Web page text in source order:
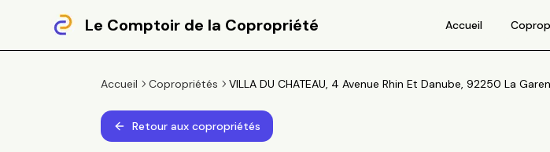
Le Comptoir de la Copropriété Accueil
Accueil Copropriétés VILLA DU CHATEAU, 4 Avenue Rhin Et Danube, 92250 La
Retour aux copropriétés